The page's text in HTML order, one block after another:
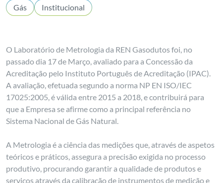
Gás Institucional
O Laboratório de Metrologia da REN Gasodutos foi, no
passado dia 17 de Março, avaliado para a Concessão da
Acreditação pelo Instituto Português de Acreditação (IPAC).
A avaliação, efetuada segundo a norma NP EN ISO/IEC
17025:2005, é válida entre 2015 a 2018, e contribuirá para
que a Empresa se afirme como a principal referência no
Sistema Nacional de Gás Natural.
A Metrologia é a ciência das medições que, através de aspetos
teóricos e práticos, assegura a precisão exigida no processo
produtivo, procurando garantir a qualidade de produtos e
serviços através da calibração de instrumentos de medição e